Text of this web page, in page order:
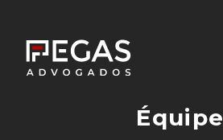
Qui sommes-nousÉquipe